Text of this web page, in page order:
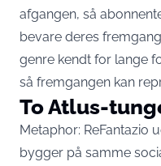
afgangen, så
bevare deres
genre kendt for lange
så fremgangen kan
To Atlus-
Metaphor: ReFantazio
bygger på samme